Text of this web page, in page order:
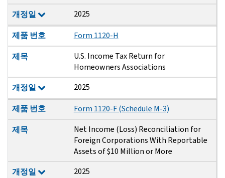
개정일
2025
제품 번호
Form 1120-H
제목
U.S. Income Tax Return for
Homeowners Associations
개정일
2025
제품 번호
Form 1120-F (Schedule M-3)
제목
Net Income (Loss) Reconciliation for
Foreign Corporations With Reportable
Assets of $10 Million or More
개정일
2025